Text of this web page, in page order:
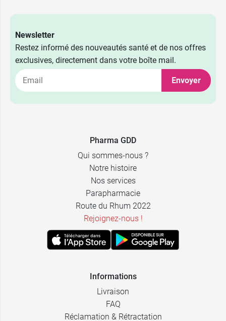
Newsletter
Restez informé des nouveautés santé et de nos offres
exclusives, directement dans votre boîte mail.
Envoyer
Pharma GDD
Qui sommes-nous ?
Notre histoire
Nos services
Parapharmacie
Route du Rhum 2022
Rejoignez-nous !
Informations
Livraison
FAQ
Réclamation & Rétractation